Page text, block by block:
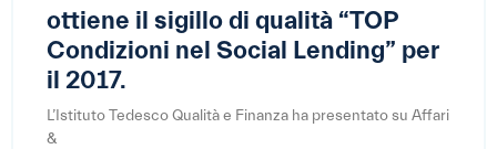
ottiene il sigillo di qualità “TOP
Condizioni nel Social Lending” per
il 2017.
L’Istituto Tedesco Qualità e Finanza ha presentato su Affari
&